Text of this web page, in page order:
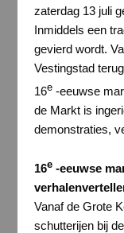
zaterdag 13 juli
Inmiddels een
gevierd wordt.
Vestingstad
16e-eeuwse
de Markt is
demonstraties,
16e-eeuwse
Vanaf de Grote
schutterijen bij